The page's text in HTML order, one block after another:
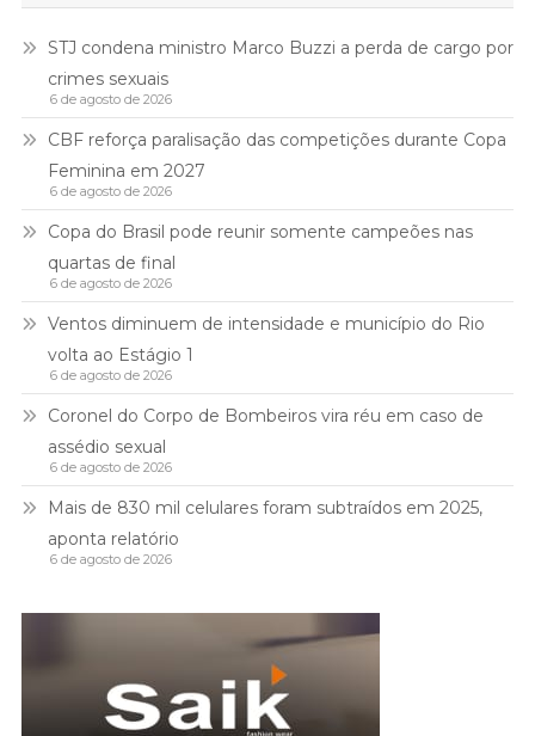
STJ condena ministro Marco Buzzi a perda de cargo por
crimes sexuais
6 de agosto de 2026
CBF reforça paralisação das competições durante Copa
Feminina em 2027
6 de agosto de 2026
Copa do Brasil pode reunir somente campeões nas
quartas de final
6 de agosto de 2026
Ventos diminuem de intensidade e município do Rio
volta ao Estágio 1
6 de agosto de 2026
Coronel do Corpo de Bombeiros vira réu em caso de
assédio sexual
6 de agosto de 2026
Mais de 830 mil celulares foram subtraídos em 2025,
aponta relatório
6 de agosto de 2026